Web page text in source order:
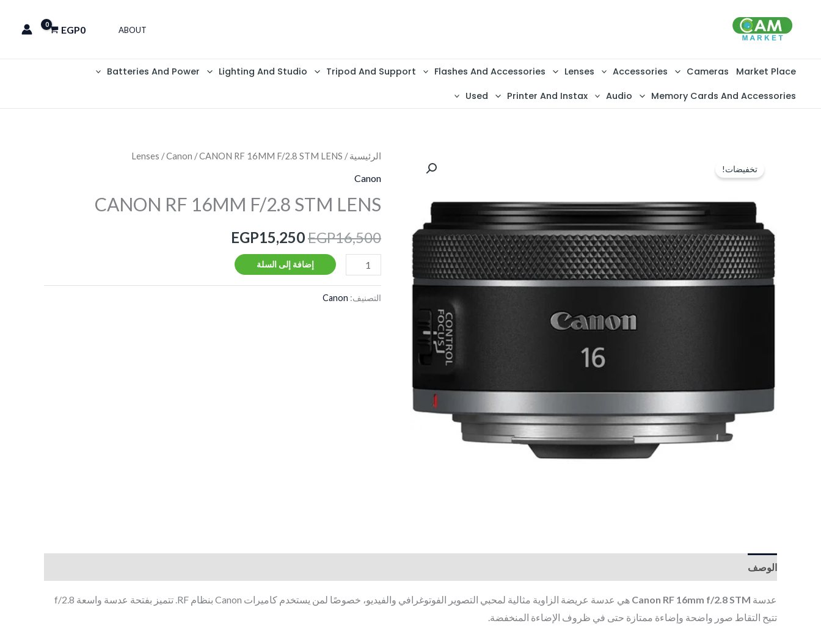
ABOUT
EGP0
Market Place
Cameras
Accessories
Lenses
Flashes And Accessories
Tripod And Support
Lighting And Studio
Batteries And Power
Memory Cards And Accessories
Audio
Printer And Instax
Used
تخفيضات!
الرئيسية/
Lenses /Canon / CANON RF 16MM F/2.8 STM LENS
Canon
CANON RF 16MM F/2.8 STM LENS
EGP16,500
السعر
هو:
EGP16,500.
EGP15,250
السعر
هو:
كمية
CANON
16MM
STM
LENS
إضافة إلى السلة
التصنيف: Canon
الوصف
عدسة Canon RF 16mm f/2.8 STM
هي عدسة عريضة الزاوية مثالية لمحبي التصوير الفوتوغرافي والفيديو، خصوصًا لمن يستخدم كاميرات Canon بنظام RF. تتميز بفتحة عدسة واسعة f/2.8
تتيح التقاط صور واضحة وإضاءة ممتازة حتى في ظروف الإضاءة المنخفضة.